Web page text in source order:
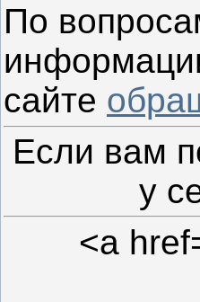
По
сайте
Если вам
у
<a